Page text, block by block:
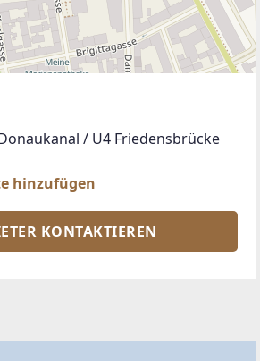
/ U4 Friedensbrücke
hinzufügen
KONTAKTIEREN